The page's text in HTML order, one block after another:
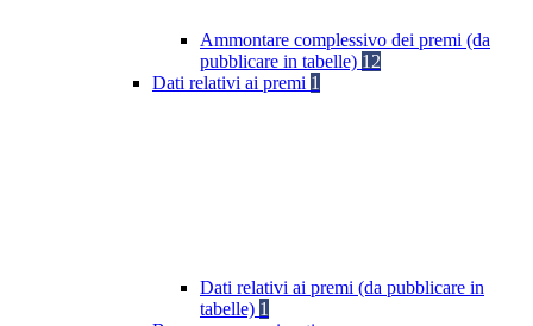
Ammontare complessivo dei premi (da
pubblicare in tabelle) 12
Dati relativi ai premi 1
Dati relativi ai premi (da pubblicare in
tabelle) 1